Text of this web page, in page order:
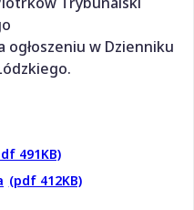
ogłoszeniu w Dzienniku
491KB)
(pdf 412KB)